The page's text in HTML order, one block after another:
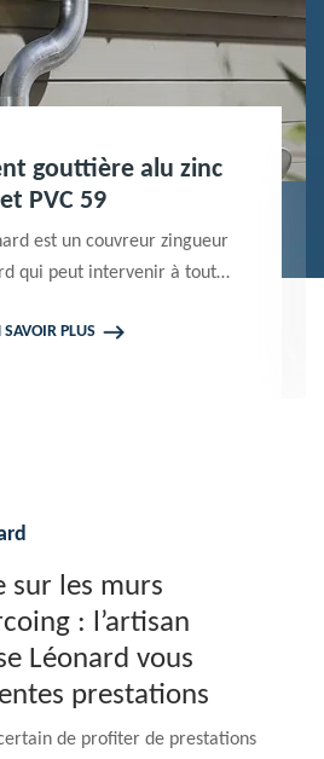
terrasse et pavé 59
dans le 59 Nord,
utilise des produits de
un devis gratuit qui ne vous
SAVOIR PLUS
sur les murs
: l’artisan
Léonard vous
prestations
de profiter de prestations